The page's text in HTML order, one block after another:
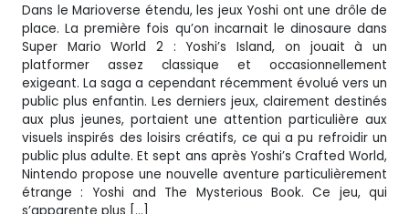
Dans le Marioverse étendu, les jeux Yoshi ont une drôle de
place. La première fois qu’on incarnait le dinosaure dans
Super Mario World 2 : Yoshi’s Island, on jouait à un
platformer assez classique et occasionnellement
exigeant. La saga a cependant récemment évolué vers un
public plus enfantin. Les derniers jeux, clairement destinés
aux plus jeunes, portaient une attention particulière aux
visuels inspirés des loisirs créatifs, ce qui a pu refroidir un
public plus adulte. Et sept ans après Yoshi’s Crafted World,
Nintendo propose une nouvelle aventure particulièrement
étrange : Yoshi and The Mysterious Book. Ce jeu, qui
s’apparente plus […]